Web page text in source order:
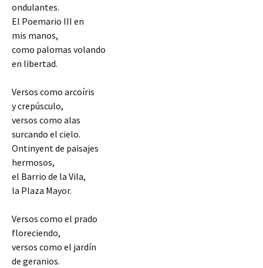
ondulantes.
El Poemario III en
mis manos,
como palomas volando
en libertad.
Versos como arcoíris
y crepúsculo,
versos como alas
surcando el cielo.
Ontinyent de paisajes
hermosos,
el Barrio de la Vila,
la Plaza Mayor.
Versos como el prado
floreciendo,
versos como el jardín
de geranios.